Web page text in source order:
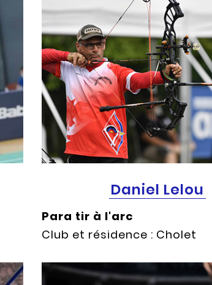
Daniel Lelou
Para tir à l'arc
Club et résidence : Cholet